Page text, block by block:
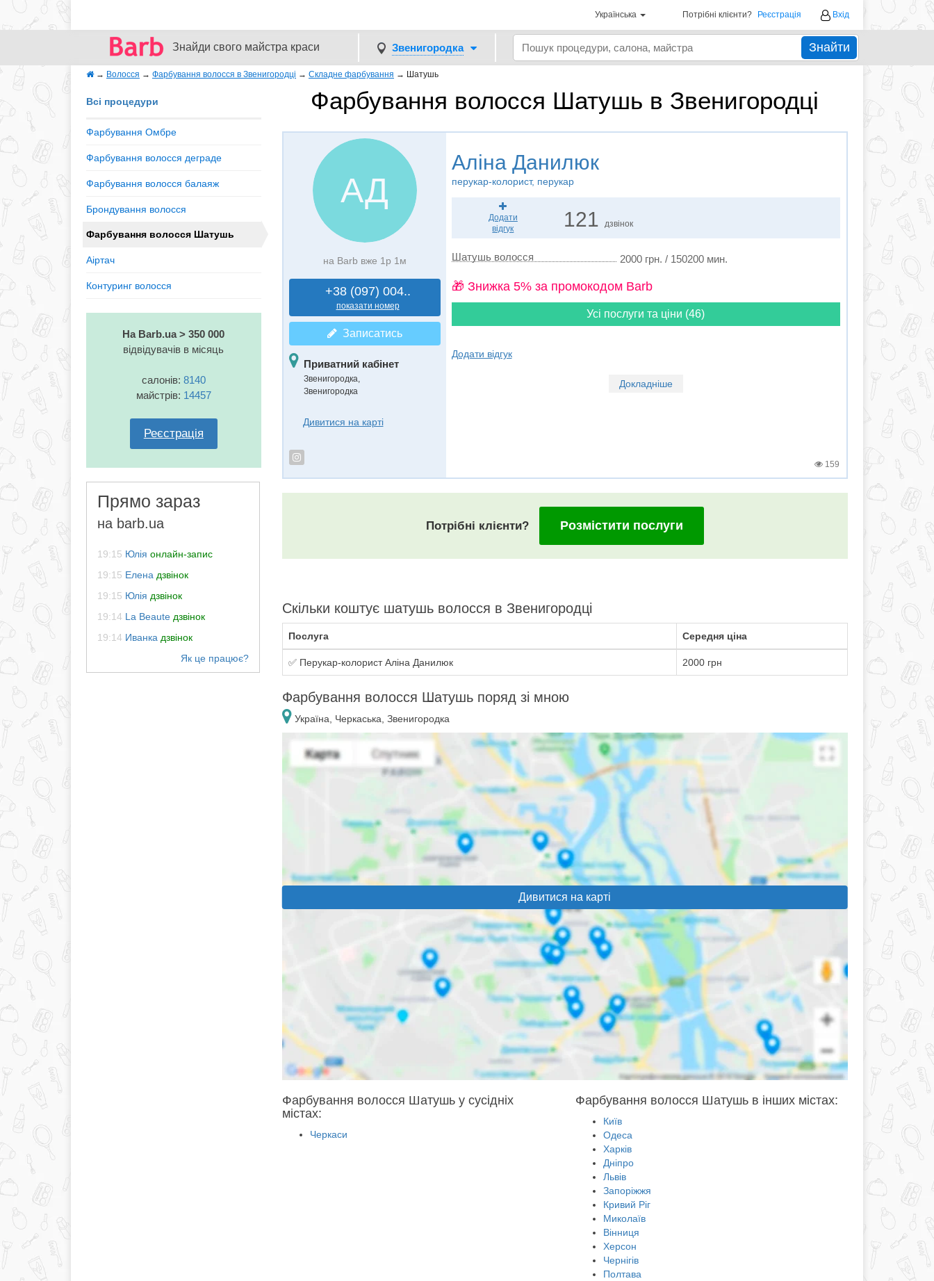
Українська Потрібні клієнти? Реєстрація Вхід
Знайди свого майстра краси Звенигородка Знайти
→ Волосся → Фарбування волосся в Звенигородці → Складне фарбування → Шатушь
Фарбування волосся Шатушь в Звенигородці
Всі процедури
Фарбування Омбре
Фарбування волосся деграде
Фарбування волосся балаяж
Брондування волосся
Фарбування волосся Шатушь
Аіртач
Контуринг волосся
На Barb.ua > 350 000
відвідувачів в місяць
салонів: 8140
майстрів: 14457
Реєстрація
Прямо зараз
на barb.ua
19:15 Юлія онлайн-запис
19:15 Елена дзвінок
19:15 Юлія дзвінок
19:14 La Beaute дзвінок
19:14 Иванка дзвінок
АД
на Barb вже 1р 1м
+38 (097) 004..
показати номер
Записатись
Приватний кабінет
Звенигородка,
Звенигородка
Дивитися на карті
Аліна Данилюк
перукар-колорист, перукар
Додати
відгук
121 дзвінок
Шатушь волосся 2000 грн. / 150200 мин.
🎁 Знижка 5% за промокодом Barb
Усі послуги та ціни (46)
Додати відгук
Докладніше
159
Потрібні клієнти? Розмістити послуги
Скільки коштує шатушь волосся в Звенигородці
Послуга Середня ціна
✅ Перукар-колорист Аліна Данилюк 2000 грн
Фарбування волосся Шатушь поряд зі мною
Україна, Черкаська, Звенигородка
Дивитися на карті
Фарбування волосся Шатушь у сусідніх
містах:
Черкаси
Фарбування волосся Шатушь в інших містах:
Київ
Одеса
Харків
Дніпро
Львів
Запоріжжя
Кривий Ріг
Миколаїв
Вінниця
Херсон
Чернігів
Полтава